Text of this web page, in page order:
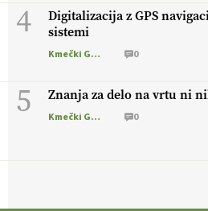
4
Digitalizacija z GPS
sistemi
Kmečki Glas 0
5 Znanja za delo na vrtu ni
Kmečki Glas 0